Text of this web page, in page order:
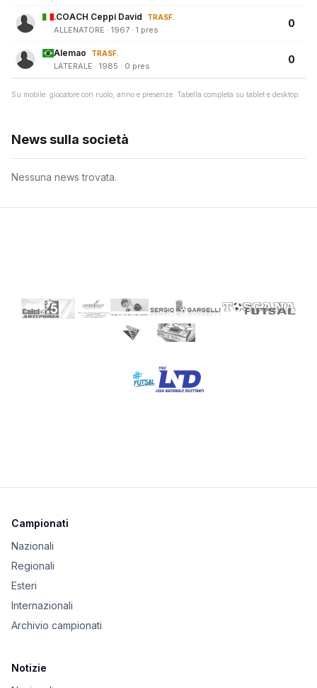
.COACH Ceppi David TRASF.
ALLENATORE · 1967 · 1 pres
0
Alemao TRASF.
LATERALE · 1985 · 0 pres
0
Su mobile: giocatore con ruolo, anno e presenze. Tabella completa su tablet e desktop.
News sulla società
Nessuna news trovata.
Campionati
Nazionali
Regionali
Esteri
Internazionali
Archivio campionati
Notizie